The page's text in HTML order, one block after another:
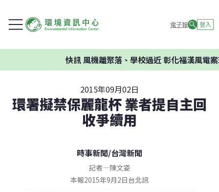
電子報 登入
風機離聚落、學校過近 彰化福漢風電案環委
2015年09月02日
環署擬禁保麗龍杯 業者提自主回
收爭續用
時事新聞/台灣新聞
記者—陳文姿
本報2015年9月2日台北訊